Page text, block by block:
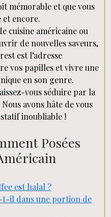
mémorable et que vous
et encore.
cuisine américaine ou
de nouvelles saveurs,
est l’adresse
vos papilles et vivre une
en son genre.
vous séduire par la
avons hâte de vous
inoubliable !
Posées
est halal ?
t-il dans une portion de